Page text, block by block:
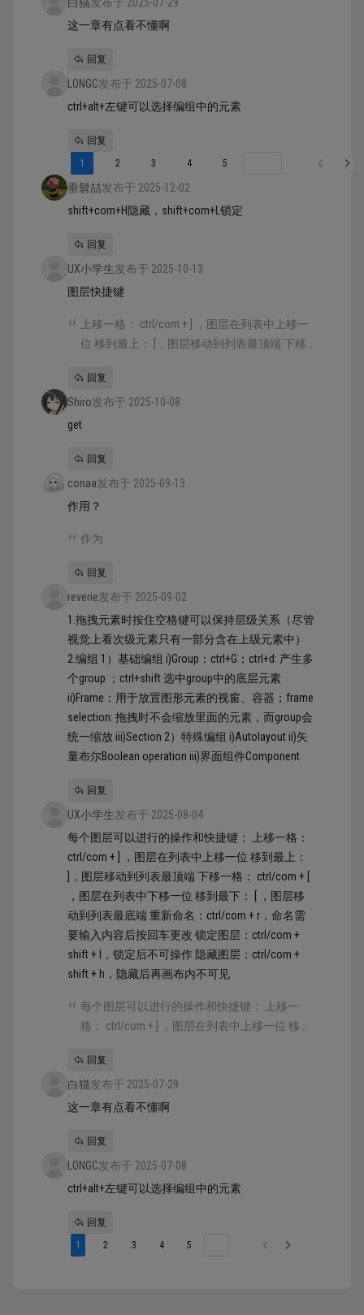
下： [ ，图层移动到列表最底端 重新命名：
ctrl/com + r，命名需要输入内容后按回车更改
隐藏图层：ctrl/com + shift + h，隐藏后再画布
内不可见
白猫发布于 2025-07-29
这一章有点看不懂啊
回复
LONGC发布于 2025-07-08
ctrl+alt+左键可以选择编组中的元素
回复
1
2 3 4 5
垂髫喆发布于 2025-12-02
shift+com+H隐藏，shift+com+L锁定
回复
UX小学生发布于 2025-10-13
图层快捷键
上移一格： ctrl/com + ] ，图层在列表中上移一
位 移到最上： ]，图层移动到列表最顶端 下移
到最下： [ ，图层移动到列表最底端 重新命
名：ctrl/com + r，命名需要输入内容后按回车
更改 锁定图层：ctrl/com + shift + l，锁定后不
再画布内不可见
回复
Shiro发布于 2025-10-08
get
回复
conaa发布于 2025-09-13
作用？
作为
回复
reverie发布于 2025-09-02
1.拖拽元素时按住空格键可以保持层级关系（尽管
视觉上看次级元素只有一部分含在上级元素中）
2.编组 1）基础编组 i)Group：ctrl+G；ctrl+d: 产生多
个group ；ctrl+shift 选中group中的底层元素
ii)Frame：用于放置图形元素的视窗、容器；frame
selection: 拖拽时不会缩放里面的元素，而group会
统一缩放 iii)Section 2）特殊编组 i)Autolayout ii)矢
量布尔Boolean operation iii)界面组件Component
回复
UX小学生发布于 2025-08-04
每个图层可以进行的操作和快捷键： 上移一格：
ctrl/com + ] ，图层在列表中上移一位 移到最上：
]，图层移动到列表最顶端 下移一格： ctrl/com + [
，图层在列表中下移一位 移到最下： [ ，图层移
动到列表最底端 重新命名：ctrl/com + r，命名需
要输入内容后按回车更改 锁定图层：ctrl/com +
shift + l，锁定后不可操作 隐藏图层：ctrl/com +
shift + h，隐藏后再画布内不可见
每个图层可以进行的操作和快捷键： 上移一
格： ctrl/com + ] ，图层在列表中上移一位 移到
ctrl/com + [ ，图层在列表中下移一位 移到最
下： [ ，图层移动到列表最底端 重新命名：
ctrl/com + r，命名需要输入内容后按回车更改
隐藏图层：ctrl/com + shift + h，隐藏后再画布
内不可见
回复
白猫发布于 2025-07-29
这一章有点看不懂啊
回复
LONGC发布于 2025-07-08
ctrl+alt+左键可以选择编组中的元素
回复
1
2 3 4 5